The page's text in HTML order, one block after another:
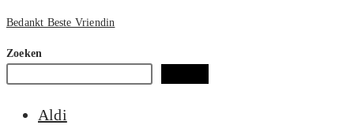
Bedankt Beste Vriendin
Zoeken
Aldi